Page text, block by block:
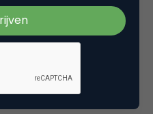
touchpoint
hierdoor onder
is dat mobiel
toebedeeld die het